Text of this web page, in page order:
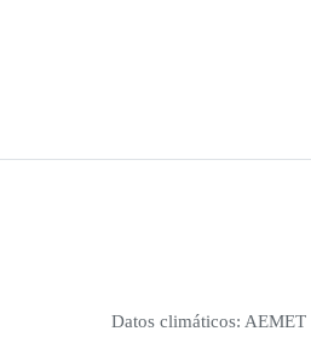
Datos climáticos: AEMET